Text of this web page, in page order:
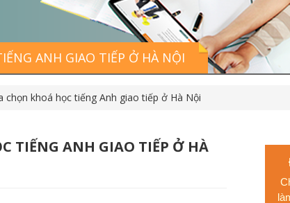
ANH GIAO TIẾP Ở HÀ NỘI
chọn khoá học tiếng Anh giao tiếp ở Hà Nội
TIẾNG ANH GIAO TIẾP Ở HÀ